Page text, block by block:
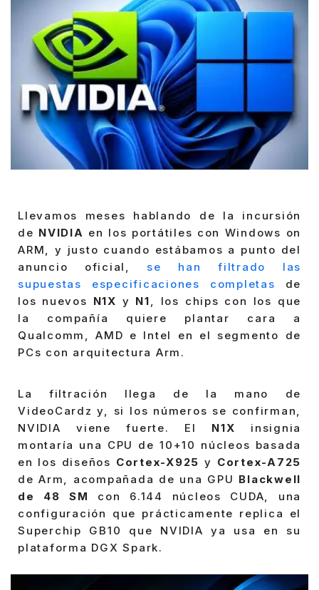
Llevamos meses hablando de la incursión
de NVIDIA en los portátiles con Windows on
ARM, y justo cuando estábamos a punto del
anuncio oficial, se han filtrado las
supuestas especificaciones completas de
los nuevos N1X y N1, los chips con los que
la compañía quiere plantar cara a
Qualcomm, AMD e Intel en el segmento de
PCs con arquitectura Arm.
La filtración llega de la mano de
VideoCardz y, si los números se confirman,
NVIDIA viene fuerte. El N1X insignia
montaría una CPU de 10+10 núcleos basada
en los diseños Cortex-X925 y Cortex-A725
de Arm, acompañada de una GPU Blackwell
de 48 SM
con 6.144 núcleos CUDA, una
configuración que prácticamente replica el
Superchip GB10 que NVIDIA ya usa en su
plataforma DGX Spark.